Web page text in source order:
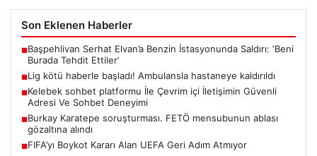
Son Eklenen Haberler
■Başpehlivan Serhat Elvan’a Benzin İstasyonunda Saldırı: ‘Beni
Burada Tehdit Ettiler’
■Lig kötü haberle başladı! Ambulansla hastaneye kaldırıldı
■Kelebek sohbet platformu İle Çevrim içi İletişimin Güvenli
Adresi Ve Sohbet Deneyimi
■Burkay Karatepe soruşturması. FETÖ mensubunun ablası
gözaltına alındı
■FIFA’yı Boykot Kararı Alan UEFA Geri Adım Atmıyor